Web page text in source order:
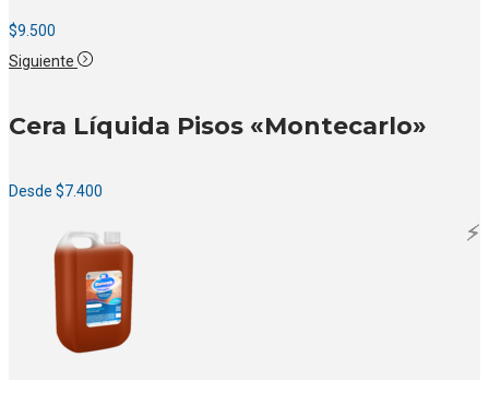
$9.500
Siguiente
Cera Líquida Pisos «Montecarlo»
Desde $7.400
⚡️
⚡️
⚡️
⚡️